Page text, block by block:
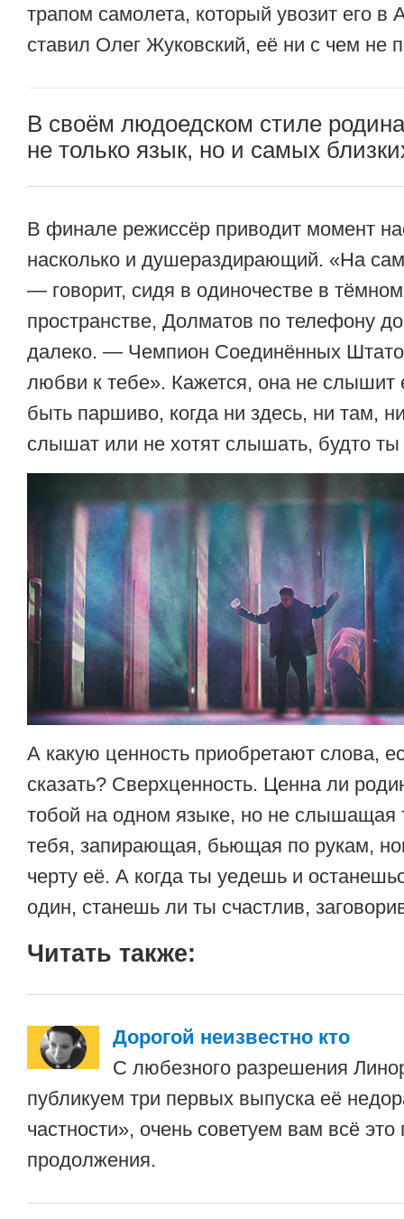
трапом самолета, который увозит его в
ставил Олег Жуковский, её ни с чем не
В своём людоедском стиле
не только язык, но и самых
В финале режиссёр приводит момент
насколько и душераздирающий. «На
— говорит, сидя в одиночестве в
пространстве, Долматов по телефону
далеко. — Чемпион Соединённых
любви к тебе». Кажется, она не слышит
быть паршиво, когда ни здесь, ни там,
слышат или не хотят слышать, будто
А какую ценность приобретают слова,
сказать? Сверхценность. Ценна ли
тобой на одном языке, но не слышащая
тебя, запирающая, бьющая по рукам,
черту её. А когда ты уедешь и
один, станешь ли ты счастлив,
Читать также:
Дорогой неизвестно кто
С любезного разрешения
публикуем три первых выпуска её
частности», очень советуем вам всё
продолжения.